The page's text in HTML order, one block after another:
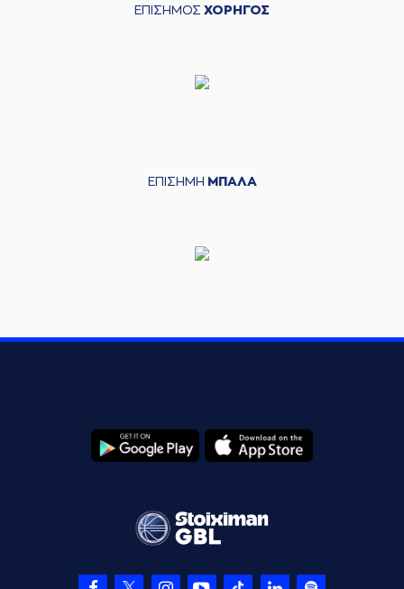
ΕΠΙΣΗΜΟΣ ΧΟΡΗΓΟΣ
ΕΠΙΣΗΜΗ ΜΠΑΛΑ